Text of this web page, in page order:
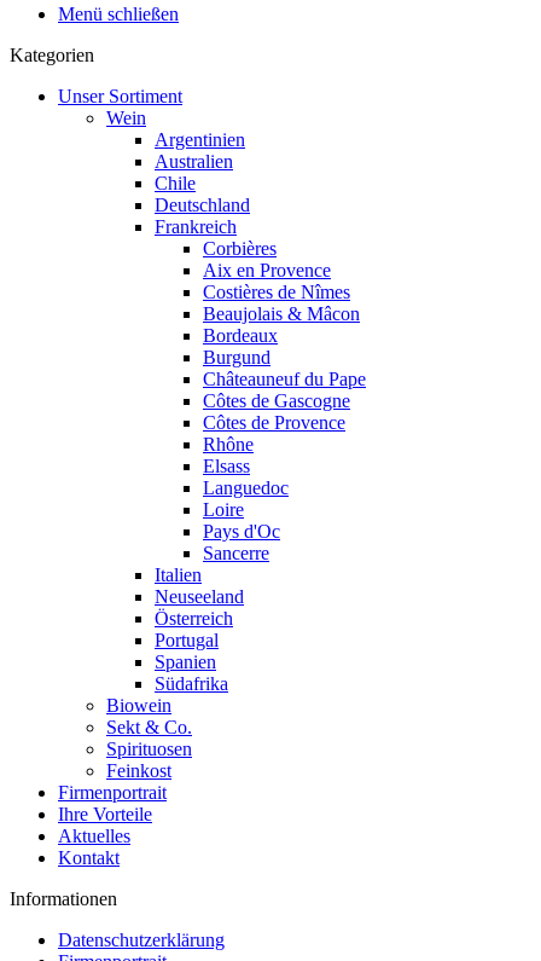
Menü schließen
Kategorien
Unser Sortiment
Wein
Argentinien
Australien
Chile
Deutschland
Frankreich
Corbières
Aix en Provence
Costières de Nîmes
Beaujolais & Mâcon
Bordeaux
Burgund
Châteauneuf du Pape
Côtes de Gascogne
Côtes de Provence
Rhône
Elsass
Languedoc
Loire
Pays d'Oc
Sancerre
Italien
Neuseeland
Österreich
Portugal
Spanien
Südafrika
Biowein
Sekt & Co.
Spirituosen
Feinkost
Firmenportrait
Ihre Vorteile
Aktuelles
Kontakt
Informationen
Datenschutzerklärung